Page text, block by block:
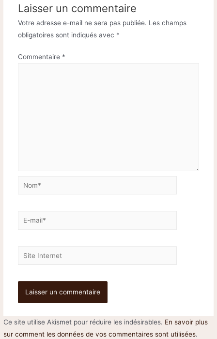
Laisser un commentaire
Votre adresse e-mail ne sera pas publiée. Les champs
obligatoires sont indiqués avec *
Commentaire *
Ce site utilise Akismet pour réduire les indésirables. En savoir plus
sur comment les données de vos commentaires sont utilisées.